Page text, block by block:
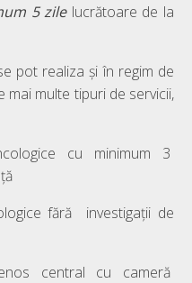
5 zilelucrătoare de la
pot realiza și în regim de
mai multe tipuri de servicii,
cu minimum 3
fără investigaţii de
central cu cameră